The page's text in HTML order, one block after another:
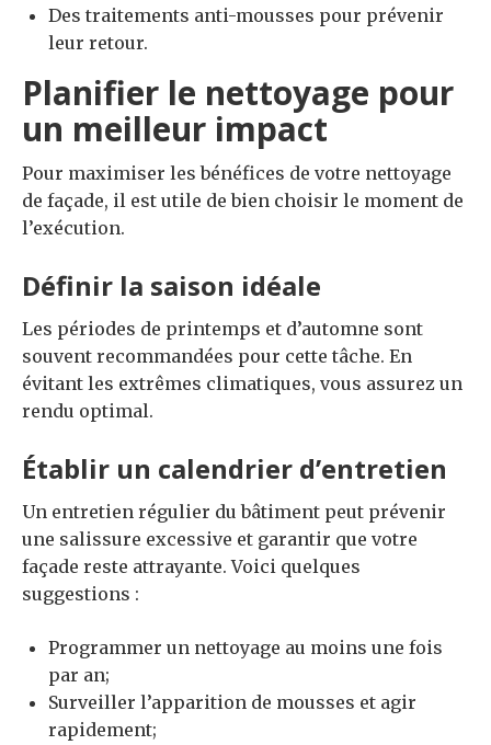
Des traitements anti-mousses pour prévenir
leur retour.
Planifier le nettoyage pour
un meilleur impact
Pour maximiser les bénéfices de votre nettoyage
de façade, il est utile de bien choisir le moment de
l’exécution.
Définir la saison idéale
Les périodes de printemps et d’automne sont
souvent recommandées pour cette tâche. En
évitant les extrêmes climatiques, vous assurez un
rendu optimal.
Établir un calendrier d’entretien
Un entretien régulier du bâtiment peut prévenir
une salissure excessive et garantir que votre
façade reste attrayante. Voici quelques
suggestions :
Programmer un nettoyage au moins une fois
par an;
Surveiller l’apparition de mousses et agir
rapidement;